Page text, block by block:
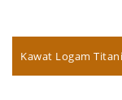
Kawat Logam